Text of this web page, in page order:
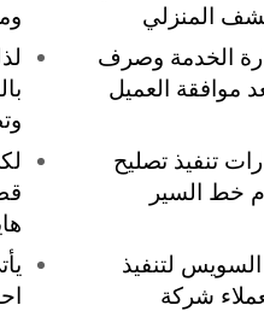
الخدمة وصرف
موافقة العميل
تنفيذ تصليح
خط السير
السويس لتنفيذ
شركة